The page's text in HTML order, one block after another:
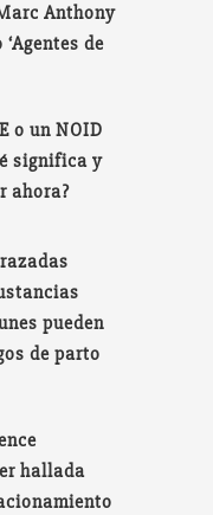
Anthony
de
o un NOID
significa y
ahora?
pueden
de parto
hallada